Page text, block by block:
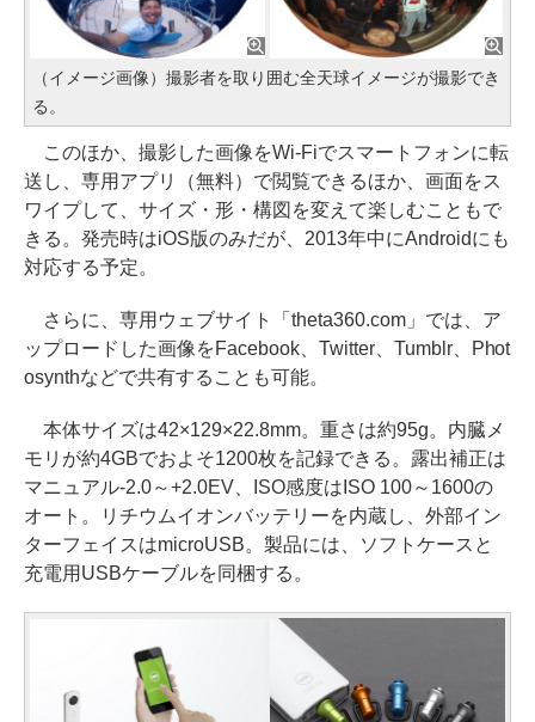
（イメージ画像）撮影者を取り囲む全天球イメージが撮影でき
る。
このほか、撮影した画像をWi-Fiでスマートフォンに転
送し、専用アプリ（無料）で閲覧できるほか、画面をス
ワイプして、サイズ・形・構図を変えて楽しむこともで
きる。発売時はiOS版のみだが、2013年中にAndroidにも
対応する予定。
さらに、専用ウェブサイト「theta360.com」では、ア
ップロードした画像をFacebook、Twitter、Tumblr、Phot
osynthなどで共有することも可能。
本体サイズは42×129×22.8mm。重さは約95g。内臓メ
モリが約4GBでおよそ1200枚を記録できる。露出補正は
マニュアル-2.0～+2.0EV、ISO感度はISO 100～1600の
オート。リチウムイオンバッテリーを内蔵し、外部イン
ターフェイスはmicroUSB。製品には、ソフトケースと
充電用USBケーブルを同梱する。